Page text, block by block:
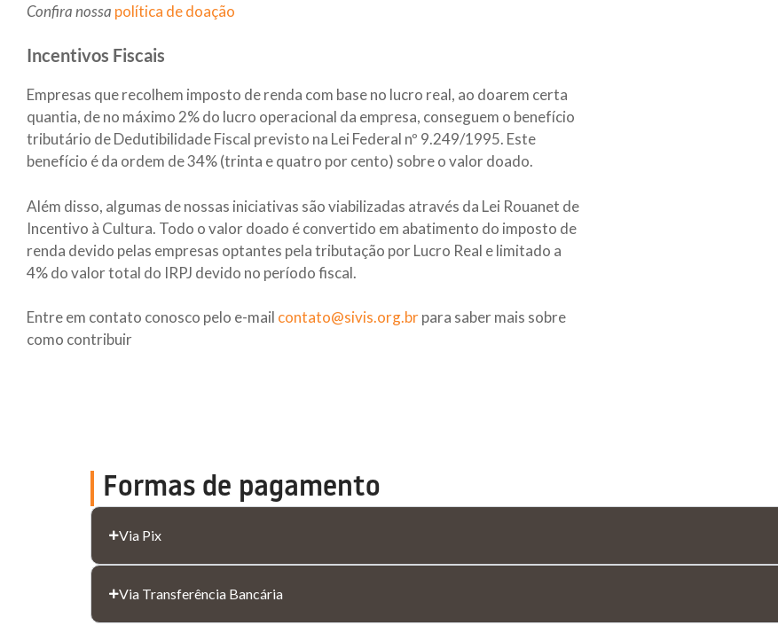
Confira nossa política de doação
Incentivos Fiscais
Empresas que recolhem imposto de renda com base no lucro real, ao doarem certa
quantia, de no máximo 2% do lucro operacional da empresa, conseguem o benefício
tributário de Dedutibilidade Fiscal previsto na Lei Federal nº 9.249/1995. Este
benefício é da ordem de 34% (trinta e quatro por cento) sobre o valor doado.
Além disso, algumas de nossas iniciativas são viabilizadas através da Lei Rouanet de
Incentivo à Cultura. Todo o valor doado é convertido em abatimento do imposto de
renda devido pelas empresas optantes pela tributação por Lucro Real e limitado a
4% do valor total do IRPJ devido no período fiscal.
Entre em contato conosco pelo e-mail contato@sivis.org.brpara saber mais sobre
como contribuir
Formas de pagamento
Via Pix
Via Transferência Bancária